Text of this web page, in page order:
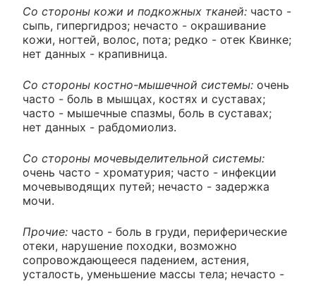
Со стороны кожи и подкожных тканей: часто -
сыпь, гипергидроз; нечасто - окрашивание
кожи, ногтей, волос, пота; редко - отек Квинке;
нет данных - крапивница.
Со стороны костно-мышечной системы: очень
часто - боль в мышцах, костях и суставах;
часто - мышечные спазмы, боль в суставах;
нет данных - рабдомиолиз.
Со стороны мочевыделительной системы:
очень часто - хроматурия; часто - инфекции
мочевыводящих путей; нечасто - задержка
мочи.
Прочие: часто - боль в груди, периферические
отеки, нарушение походки, возможно
сопровождающееся падением, астения,
усталость, уменьшение массы тела; нечасто -